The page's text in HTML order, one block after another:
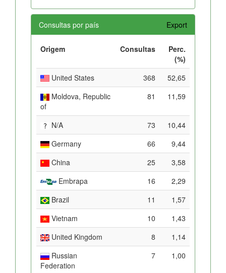
Consultas por país Export
Origem Consultas
Perc.
(%)
United States
368
52,65
Moldova, Republic
of
81 11,59
N/A 73
10,44
Germany
66
9,44
China
25
3,58
Embrapa
16
2,29
Brazil
11
1,57
Vietnam
10
1,43
United Kingdom
8
1,14
Russian
Federation
7 1,00